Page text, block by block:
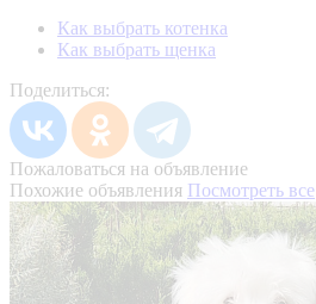
Как выбрать котенка
Как выбрать щенка
Поделиться:
Пожаловаться на объявление
Похожие объявления Посмотреть все